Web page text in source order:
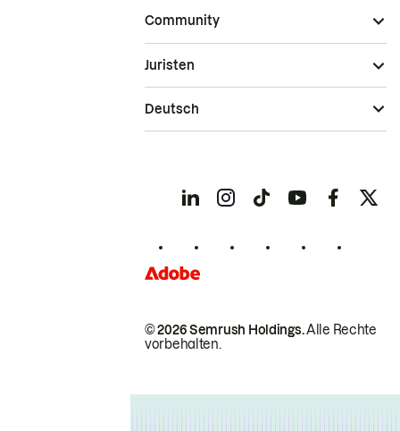
Community
© 2026 Semrush Holdings.Alle Rechte
vorbehalten.
Juristen
Deutsch